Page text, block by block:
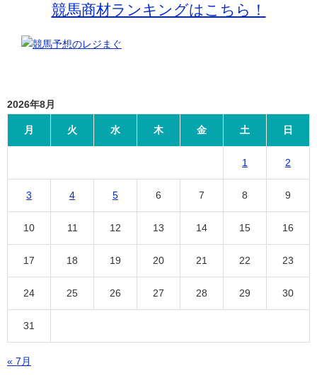
競馬商材ランキングはこちら！
2026年8月
月 火 水 木 金 土 日
1 2
3 4 5 6 7 8 9
10 11 12 13 14 15 16
17 18 19 20 21 22 23
24 25 26 27 28 29 30
31
« 7月